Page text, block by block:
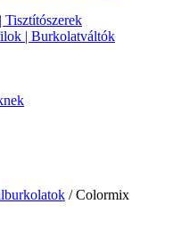
Tisztítószerek
| Burkolatváltók
/ Colormix